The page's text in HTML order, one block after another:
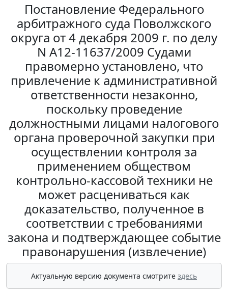
Постановление Федерального
арбитражного суда Поволжского
округа от 4 декабря 2009 г. по делу
N А12-11637/2009 Судами
правомерно установлено, что
привлечение к административной
ответственности незаконно,
поскольку проведение
должностными лицами налогового
органа проверочной закупки при
осуществлении контроля за
применением обществом
контрольно-кассовой техники не
может расцениваться как
доказательство, полученное в
соответствии с требованиями
закона и подтверждающее событие
правонарушения (извлечение)
Актуальную версию документа смотрите здесь